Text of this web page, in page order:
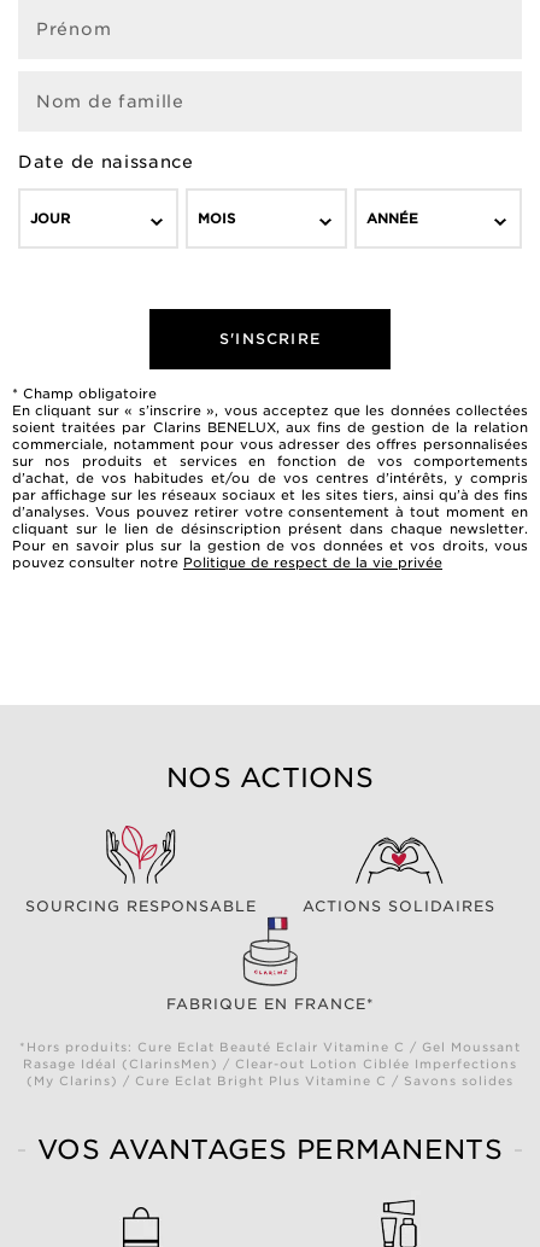
Prénom
Nom de famille
Date de naissance
JOUR MOIS ANNÉE
S'INSCRIRE
* Champ obligatoire
En cliquant sur « s’inscrire », vous acceptez que les données collectées
soient traitées par Clarins BENELUX, aux fins de gestion de la relation
commerciale, notamment pour vous adresser des offres personnalisées
sur nos produits et services en fonction de vos comportements
d’achat, de vos habitudes et/ou de vos centres d’intérêts, y compris
par affichage sur les réseaux sociaux et les sites tiers, ainsi qu’à des fins
d’analyses. Vous pouvez retirer votre consentement à tout moment en
cliquant sur le lien de désinscription présent dans chaque newsletter.
Pour en savoir plus sur la gestion de vos données et vos droits, vous
pouvez consulter notre Politique de respect de la vie privée
NOS ACTIONS
SOURCING RESPONSABLE ACTIONS SOLIDAIRES
FABRIQUE EN FRANCE*
*Hors produits: Cure Eclat Beauté Eclair Vitamine C / Gel Moussant
Rasage Idéal (ClarinsMen) / Clear-out Lotion Ciblée Imperfections
(My Clarins) / Cure Eclat Bright Plus Vitamine C / Savons solides
VOS AVANTAGES PERMANENTS